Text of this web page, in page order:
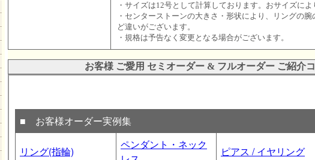
・サイズは12号として計算しております。おサイズによ
・センターストーンの大きさ・形状により、リングの
ど違いがございます。
・規格は予告なく変更となる場合がございます。
お客様 ご愛用 セミオーダー & フルオーダー ご紹介